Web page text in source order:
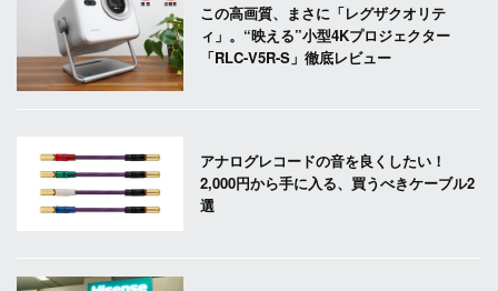
この高画質、まさに「レグザクオリテ
ィ」。“映える”小型4Kプロジェクター
「RLC-V5R-S」徹底レビュー
アナログレコードの音を良くしたい！
2,000円から手に入る、買うべきケーブル2
選